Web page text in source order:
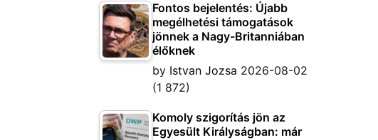
Fontos bejelentés: Újabb
megélhetési támogatások
jönnek a Nagy-Britanniában
élőknek
by Istvan Jozsa 2026-08-02
(1 872)
Komoly szigorítás jön az
Egyesült Királyságban: már